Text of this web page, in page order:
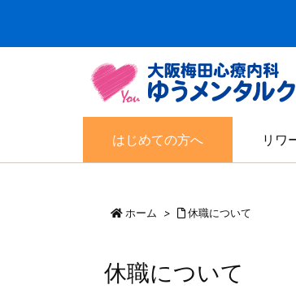
はじめての方へ リワ
ホーム > 休職について
休職について